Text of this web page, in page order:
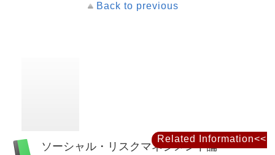
Back to previous
ソーシャル・リスクマネジメント論
Related Information<<